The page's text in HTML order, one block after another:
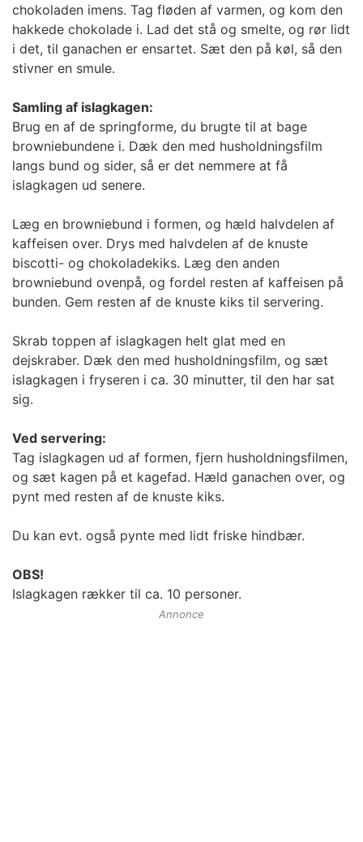
chokoladen imens. Tag fløden af varmen, og kom den
hakkede chokolade i. Lad det stå og smelte, og rør lidt
i det, til ganachen er ensartet. Sæt den på køl, så den
stivner en smule.
Samling af islagkagen:
Brug en af de springforme, du brugte til at bage
browniebundene i. Dæk den med husholdningsfilm
langs bund og sider, så er det nemmere at få
islagkagen ud senere.
Læg en browniebund i formen, og hæld halvdelen af
kaffeisen over. Drys med halvdelen af de knuste
biscotti- og chokoladekiks. Læg den anden
browniebund ovenpå, og fordel resten af kaffeisen på
bunden. Gem resten af de knuste kiks til servering.
Skrab toppen af islagkagen helt glat med en
dejskraber. Dæk den med husholdningsfilm, og sæt
islagkagen i fryseren i ca. 30 minutter, til den har sat
sig.
Ved servering:
Tag islagkagen ud af formen, fjern husholdningsfilmen,
og sæt kagen på et kagefad. Hæld ganachen over, og
pynt med resten af de knuste kiks.
Du kan evt. også pynte med lidt friske hindbær.
OBS!
Islagkagen rækker til ca. 10 personer.
Annonce